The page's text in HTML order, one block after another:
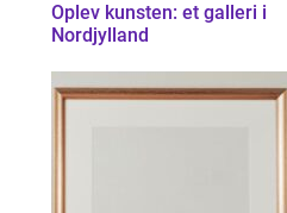
Oplev kunsten: et galleri i
Nordjylland